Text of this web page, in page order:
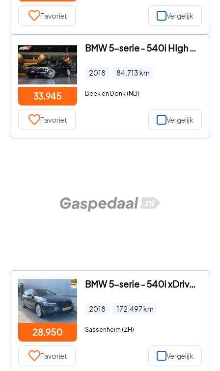
Favoriet Vergelijk
33.945
BMW 5-serie - 540i High Executive, 340 PK, Sportstoelen, HiFi/Luidspreker,
2018 84.713km
Beek en Donk (NB)
Favoriet Vergelijk
28.950
BMW 5-serie - 540i xDrive High Executive PanoramaDak / M-Sport
2018 172.497km
Sassenheim (ZH)
Favoriet Vergelijk